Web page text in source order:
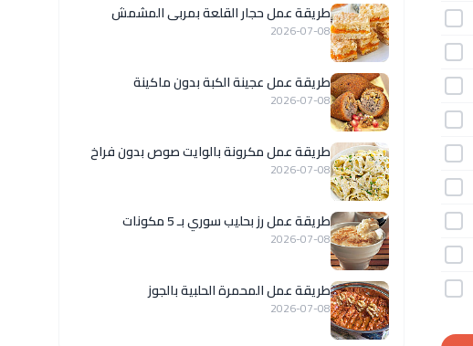
طريقة عمل حجار القلعة بمربى المشمش
2026-07-08
طريقة عمل عجينة الكبة بدون ماكينة
2026-07-08
طريقة عمل مكرونة بالوايت صوص بدون فراخ
2026-07-08
طريقة عمل رز بحليب سوري بـ 5 مكونات
2026-07-08
طريقة عمل المحمرة الحلبية بالجوز
2026-07-08